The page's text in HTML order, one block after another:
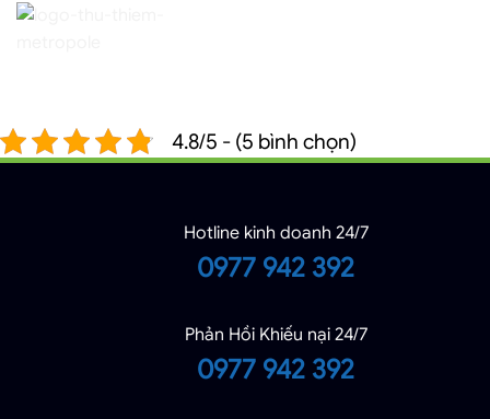
4.8/5 - (5 bình chọn)
Hotline kinh doanh 24/7
0977 942 392
Phản Hồi Khiếu nại 24/7
0977 942 392